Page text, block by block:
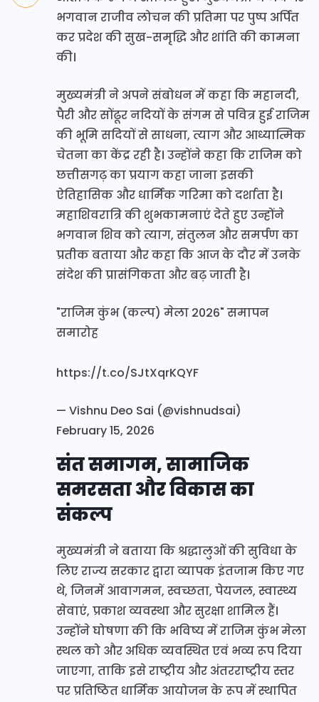
भगवान राजीव लोचन की प्रतिमा पर पुष्प अर्पित
कर प्रदेश की सुख-समृद्धि और शांति की कामना
की।
मुख्यमंत्री ने अपने संबोधन में कहा कि महानदी,
पैरी और सोंढूर नदियों के संगम से पवित्र हुई राजिम
की भूमि सदियों से साधना, त्याग और आध्यात्मिक
चेतना का केंद्र रही है। उन्होंने कहा कि राजिम को
छत्तीसगढ़ का प्रयाग कहा जाना इसकी
ऐतिहासिक और धार्मिक गरिमा को दर्शाता है।
महाशिवरात्रि की शुभकामनाएं देते हुए उन्होंने
भगवान शिव को त्याग, संतुलन और समर्पण का
प्रतीक बताया और कहा कि आज के दौर में उनके
संदेश की प्रासंगिकता और बढ़ जाती है।
"राजिम कुंभ (कल्प) मेला 2026" समापन
समारोह
https://t.co/SJtXqrKQYF
— Vishnu Deo Sai (@vishnudsai)
February 15, 2026
संत समागम, सामाजिक
समरसता और विकास का
संकल्प
मुख्यमंत्री ने बताया कि श्रद्धालुओं की सुविधा के
लिए राज्य सरकार द्वारा व्यापक इंतजाम किए गए
थे, जिनमें आवागमन, स्वच्छता, पेयजल, स्वास्थ्य
सेवाएं, प्रकाश व्यवस्था और सुरक्षा शामिल हैं।
उन्होंने घोषणा की कि भविष्य में राजिम कुंभ मेला
स्थल को और अधिक व्यवस्थित एवं भव्य रूप दिया
जाएगा, ताकि इसे राष्ट्रीय और अंतरराष्ट्रीय स्तर
पर प्रतिष्ठित धार्मिक आयोजन के रूप में स्थापित